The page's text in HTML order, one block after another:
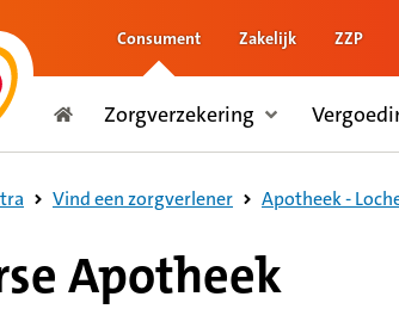
Consument Zakelijk ZZP
Consument
Zorgverzekering
Vind een zorgverlener Apotheek -
Apotheek
van 91 reviews